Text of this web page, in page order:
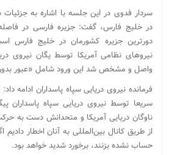
سردار فدوی در این جلسه با اشاره به جزئیات
دورترین جزیره کشورمان در خلیج فارس
نیروهای نظامی آمریکا توسط یگان نیروی
واصل و مشخص شد این ورود شامل «عبور
فرمانده نیروی دریایی سپاه پاسداران ادامه
سریعا توسط نیروی دریایی سپاه
ناوگان دریایی آمریکا و متحدانش دست به
از طریق کانال بین‌المللی به آنان اخطار
حساب نشده بزنند، برخورد شدید خواهد بود.